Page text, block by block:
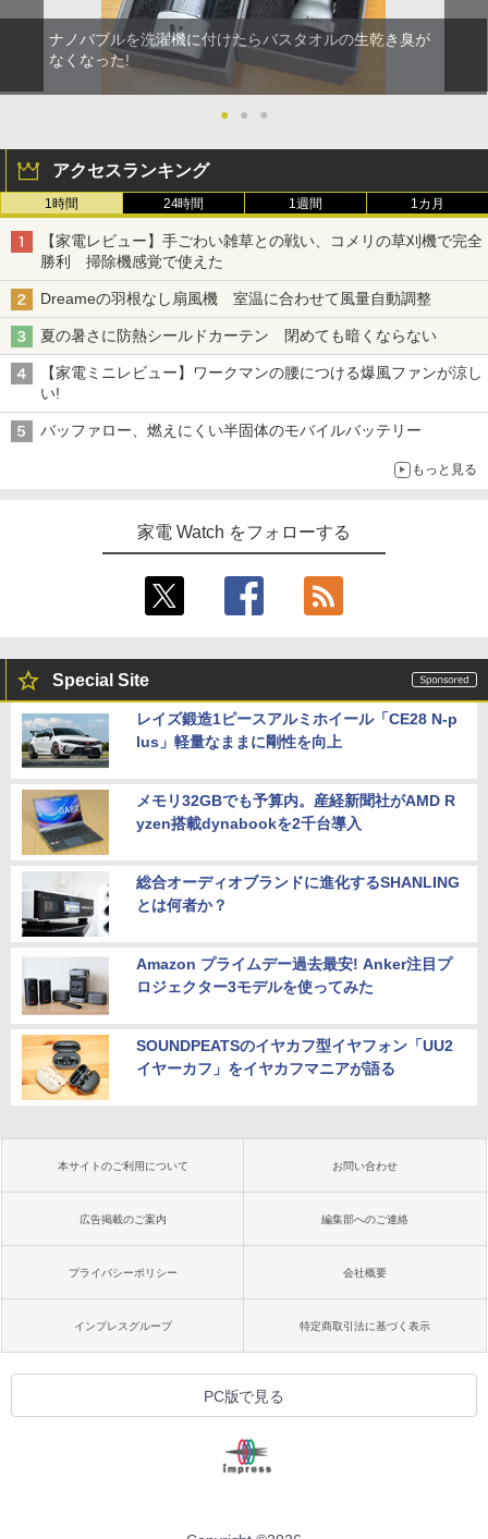
ナノバブルを洗濯機に付けたらバスタオルの生乾き臭が
なくなった!
● ● ●
アクセスランキング
1時間 24時間 1週間 1カ月
【家電レビュー】手ごわい雑草との戦い、コメリの草刈機で完全
勝利 掃除機感覚で使えた
Dreameの羽根なし扇風機 室温に合わせて風量自動調整
夏の暑さに防熱シールドカーテン 閉めても暗くならない
【家電ミニレビュー】ワークマンの腰につける爆風ファンが涼し
い!
バッファロー、燃えにくい半固体のモバイルバッテリー
もっと見る
家電 Watch をフォローする
Special Site
レイズ鍛造1ピースアルミホイール「CE28 N-p
lus」軽量なままに剛性を向上
メモリ32GBでも予算内。産経新聞社がAMD R
yzen搭載dynabookを2千台導入
総合オーディオブランドに進化するSHANLING
とは何者か？
Amazon プライムデー過去最安! Anker注目プ
ロジェクター3モデルを使ってみた
SOUNDPEATSのイヤカフ型イヤフォン「UU2
イヤーカフ」をイヤカフマニアが語る
本サイトのご利用について お問い合わせ
広告掲載のご案内 編集部へのご連絡
プライバシーポリシー 会社概要
インプレスグループ 特定商取引法に基づく表示
PC版で見る